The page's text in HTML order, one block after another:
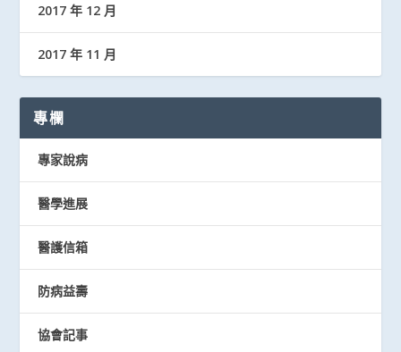
2017 年 12 月
2017 年 11 月
專欄
專家說病
醫學進展
醫護信箱
防病益壽
協會記事